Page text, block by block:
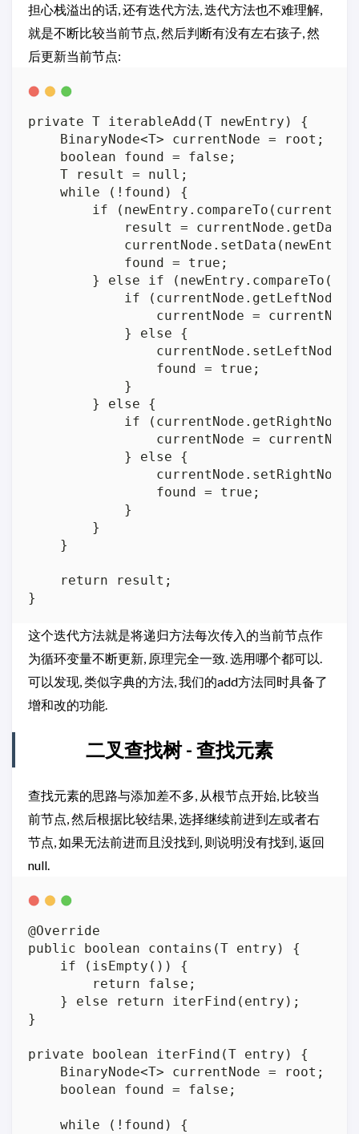
担心栈溢出的话, 还有迭代方法, 迭代方法也不难理解,
就是不断比较当前节点, 然后判断有没有左右孩子, 然
后更新当前节点:
private T iterableAdd(T newEntry) {
    BinaryNode<T> currentNode = root;
    boolean found = false;
    T result = null;
    while (!found) {
if
result =
            found = true;
} else if
if
currentNode =
            } else {
                found = true;
            }
        } else {
if
currentNode =
            } else {
                found = true;
            }
        }
    }
    return result;
这个迭代方法就是将递归方法每次传入的当前节点作
为循环变量不断更新, 原理完全一致. 选用哪个都可以.
可以发现, 类似字典的方法, 我们的add方法同时具备了
增和改的功能.
二叉查找树 - 查找元素
查找元素的思路与添加差不多, 从根节点开始, 比较当
前节点, 然后根据比较结果, 选择继续前进到左或者右
节点, 如果无法前进而且没找到, 则说明没有找到, 返回
null.
@Override
public boolean contains(T entry) {
    if (isEmpty()) {
        return false;
    } else return iterFind(entry);
}
private boolean iterFind(T entry) {
    BinaryNode<T> currentNode = root;
    boolean found = false;
    while (!found) {